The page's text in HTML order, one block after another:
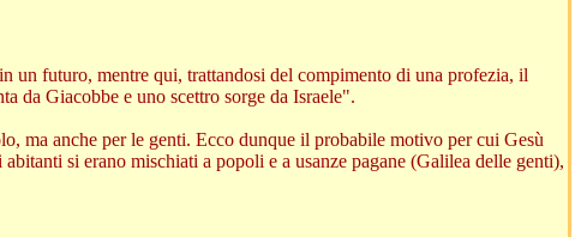
un futuro, mentre qui, trattandosi del compimento di una profezia, il
da Giacobbe e uno scettro sorge da Israele".
ma anche per le genti. Ecco dunque il probabile motivo per cui Gesù
si erano mischiati a popoli e a usanze pagane (Galilea delle genti),